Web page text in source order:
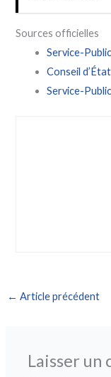
Sources officielles
Service-
Conseil
Service-
← Article précédent
Laisser un